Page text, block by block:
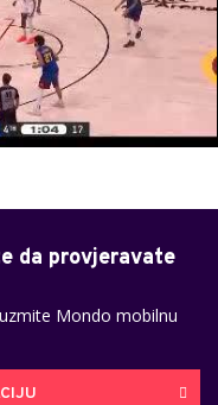
da provjeravate
Mondo mobilnu